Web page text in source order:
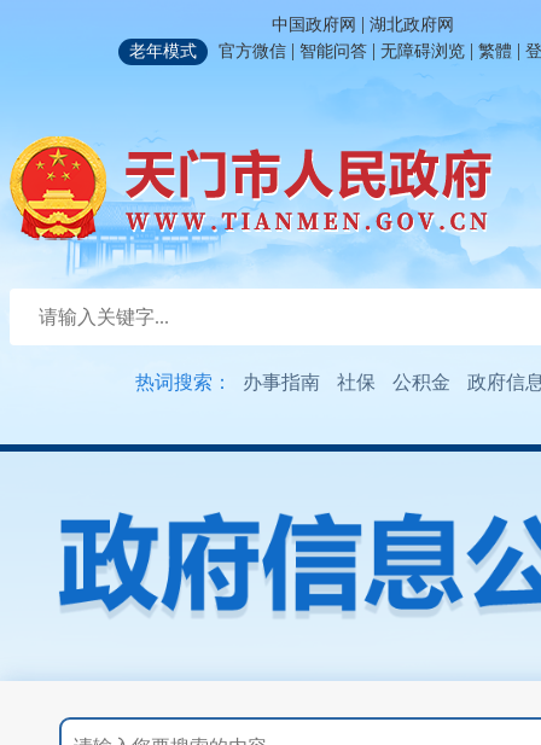
中国政府网 | 湖北政府网
老年模式
官方微信 | 智能问答 | 无障碍浏览 | 繁體 |
热词搜索： 办事指南 社保 公积金 政府信